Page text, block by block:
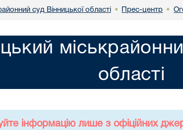
суд Вінницької області • Прес-центр •
області
інформацію лише з офіційних